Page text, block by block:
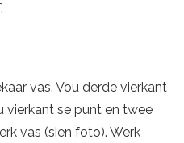
vas. Vou derde vierkant
vierkant se punt en twee
vas (sien foto). Werk